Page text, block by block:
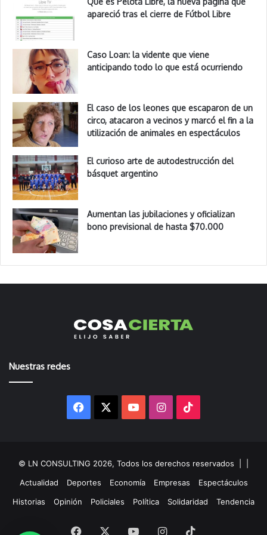
apareció tras el cierre de Fútbol Libre
Caso Loan: la vidente que viene
anticipando todo lo que está ocurriendo
El caso de los leones que escaparon de un
circo, atacaron a vecinos y marcó el fin a la
utilización de animales en espectáculos
El curioso arte de autodestrucción del
básquet argentino
Aumentan las jubilaciones y oficializan
bono previsional de hasta $70.000
Nuestras redes
Facebook YouTubeInstagram
© LN CONSULTING 2026, Todos los derechos reservados |
Actualidad
Deportes Economía Empresas
Espectáculos
Historias
Opinión Policiales Política Solidaridad Tendencia
Facebook YouTubeInstagram